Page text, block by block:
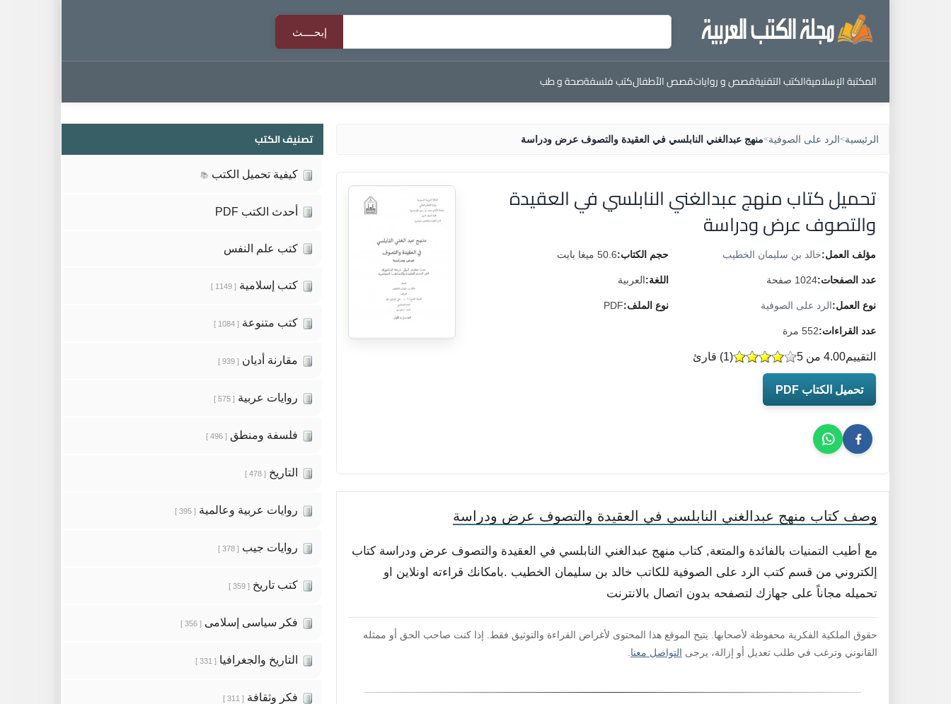
المكتبة الإسلاميةالكتب التقنيةقصص و رواياتقصص الأطفالكتب فلسفةصحة و طب
الرئيسية>الرد على الصوفية>منهج عبدالغني النابلسي في العقيدة والتصوف عرض ودراسة
تحميل كتاب منهج عبدالغني النابلسي في العقيدة
والتصوف عرض ودراسة
مؤلف العمل:خالد بن سليمان الخطيب حجم الكتاب:50.6 ميغا بايت
عدد الصفحات:1024 صفحة اللغة:العربية
نوع العمل:الرد على الصوفية نوع الملف:PDF
عدد القراءات:552 مرة
التقييم (
1) قارئ 4.00 من 5
تحميل الكتاب PDF
وصف كتاب منهج عبدالغني النابلسي في العقيدة والتصوف عرض ودراسة
مع أطيب التمنيات بالفائدة والمتعة, كتاب منهج عبدالغني النابلسي في العقيدة والتصوف عرض ودراسة كتاب
إلكتروني من قسم كتب الرد على الصوفية للكاتب خالد بن سليمان الخطيب .بامكانك قراءته اونلاين او
تحميله مجاناً على جهازك لتصفحه بدون اتصال بالانترنت
حقوق الملكية الفكرية محفوظة لأصحابها. يتيح الموقع هذا المحتوى لأغراض القراءة والتوثيق فقط. إذا كنت صاحب الحق أو ممثله
القانوني وترغب في طلب تعديل أو إزالة، يرجى التواصل معنا
تصنيف الكتب
كيفية تحميل الكتب 📚
أحدث الكتب PDF
كتب علم النفس
كتب إسلامية [ 1149 ]
كتب متنوعة [ 1084 ]
مقارنة أديان [ 939 ]
روايات عربية [ 575 ]
فلسفة ومنطق [ 496 ]
التاريخ [ 478 ]
روايات عربية وعالمية [ 395 ]
روايات جيب [ 378 ]
كتب تاريخ [ 359 ]
فكر سياسى إسلامى [ 356 ]
التاريخ والجغرافيا [ 331 ]
فكر وثقافة [ 311 ]